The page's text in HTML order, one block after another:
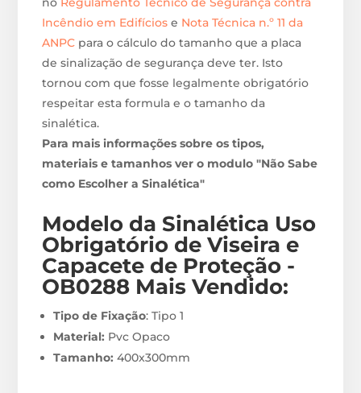
Incêndio em Edifícios e Nota Técnica n.º 11 da
ANPC para o cálculo do tamanho que a placa
de sinalização de segurança deve ter. Isto
tornou com que fosse legalmente obrigatório
respeitar esta formula e o tamanho da
sinalética.
Para mais informações sobre os tipos,
materiais e tamanhos ver o modulo "Não Sabe
como Escolher a Sinalética"
Modelo da Sinalética Uso
Obrigatório de Viseira e
Capacete de Proteção -
OB0288 Mais Vendido:
Tipo de Fixação: Tipo 1
Material: Pvc Opaco
Tamanho: 400x300mm